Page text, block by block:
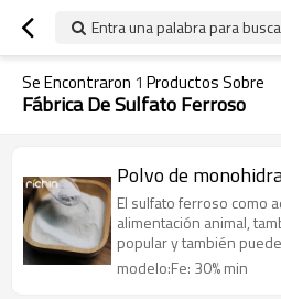
Entra una palabra para
Se Encontraron 1 Productos Sobre
Fábrica De Sulfato Ferroso
Polvo de
El sulfato ferroso como
alimentación animal,
popular y también
modelo:Fe: 30% min